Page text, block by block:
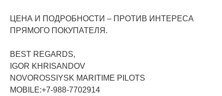
ЦЕНА И ПОДРОБНОСТИ – ПРОТИВ ИНТЕРЕСА
ПРЯМОГО ПОКУПАТЕЛЯ.
BEST REGARDS,
IGOR KHRISANDOV
NOVOROSSIYSK MARITIME PILOTS
MOBILE:+7-988-7702914